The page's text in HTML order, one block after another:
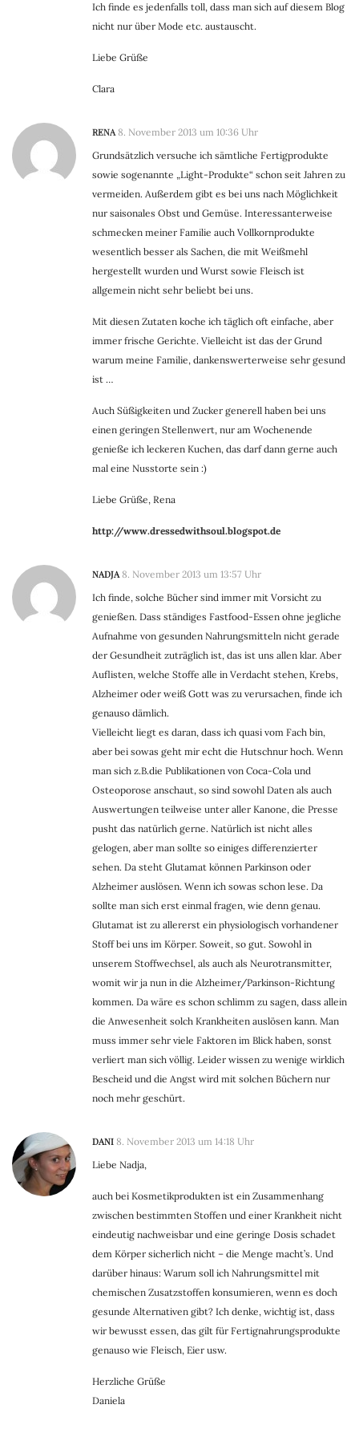
Ich finde es jedenfalls toll, dass man sich auf diesem Blog
nicht nur über Mode etc. austauscht.
Liebe Grüße
Clara
RENA 8. November 2013 um 10:36 Uhr
Grundsätzlich versuche ich sämtliche Fertigprodukte
sowie sogenannte „Light-Produkte“ schon seit Jahren zu
vermeiden. Außerdem gibt es bei uns nach Möglichkeit
nur saisonales Obst und Gemüse. Interessanterweise
schmecken meiner Familie auch Vollkornprodukte
wesentlich besser als Sachen, die mit Weißmehl
hergestellt wurden und Wurst sowie Fleisch ist
allgemein nicht sehr beliebt bei uns.
Mit diesen Zutaten koche ich täglich oft einfache, aber
immer frische Gerichte. Vielleicht ist das der Grund
warum meine Familie, dankenswerterweise sehr gesund
ist …
Auch Süßigkeiten und Zucker generell haben bei uns
einen geringen Stellenwert, nur am Wochenende
genieße ich leckeren Kuchen, das darf dann gerne auch
mal eine Nusstorte sein :)
Liebe Grüße, Rena
http://www.dressedwithsoul.blogspot.de
NADJA 8. November 2013 um 13:57 Uhr
Ich finde, solche Bücher sind immer mit Vorsicht zu
genießen. Dass ständiges Fastfood-Essen ohne jegliche
Aufnahme von gesunden Nahrungsmitteln nicht gerade
der Gesundheit zuträglich ist, das ist uns allen klar. Aber
Auflisten, welche Stoffe alle in Verdacht stehen, Krebs,
Alzheimer oder weiß Gott was zu verursachen, finde ich
genauso dämlich.
Vielleicht liegt es daran, dass ich quasi vom Fach bin,
aber bei sowas geht mir echt die Hutschnur hoch. Wenn
man sich z.B.die Publikationen von Coca-Cola und
Osteoporose anschaut, so sind sowohl Daten als auch
Auswertungen teilweise unter aller Kanone, die Presse
pusht das natürlich gerne. Natürlich ist nicht alles
gelogen, aber man sollte so einiges differenzierter
sehen. Da steht Glutamat können Parkinson oder
Alzheimer auslösen. Wenn ich sowas schon lese. Da
sollte man sich erst einmal fragen, wie denn genau.
Glutamat ist zu allererst ein physiologisch vorhandener
Stoff bei uns im Körper. Soweit, so gut. Sowohl in
unserem Stoffwechsel, als auch als Neurotransmitter,
womit wir ja nun in die Alzheimer/Parkinson-Richtung
kommen. Da wäre es schon schlimm zu sagen, dass allein
die Anwesenheit solch Krankheiten auslösen kann. Man
muss immer sehr viele Faktoren im Blick haben, sonst
verliert man sich völlig. Leider wissen zu wenige wirklich
Bescheid und die Angst wird mit solchen Büchern nur
noch mehr geschürt.
DANI 8. November 2013 um 14:18 Uhr
Liebe Nadja,
auch bei Kosmetikprodukten ist ein Zusammenhang
zwischen bestimmten Stoffen und einer Krankheit nicht
eindeutig nachweisbar und eine geringe Dosis schadet
dem Körper sicherlich nicht – die Menge macht’s. Und
darüber hinaus: Warum soll ich Nahrungsmittel mit
chemischen Zusatzstoffen konsumieren, wenn es doch
gesunde Alternativen gibt? Ich denke, wichtig ist, dass
wir bewusst essen, das gilt für Fertignahrungsprodukte
genauso wie Fleisch, Eier usw.
Herzliche Grüße
Daniela